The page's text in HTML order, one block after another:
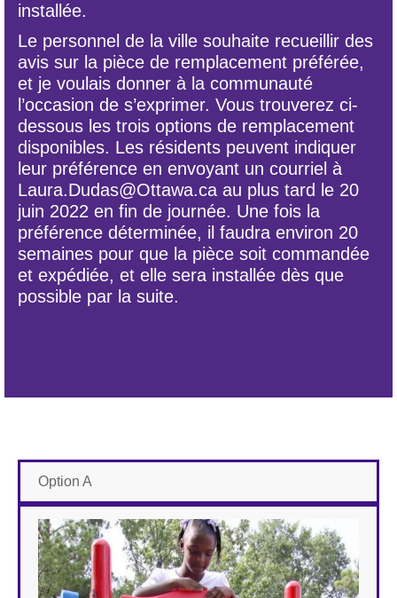
installée.
Le personnel de la ville souhaite recueillir des
avis sur la pièce de remplacement préférée,
et je voulais donner à la communauté
l’occasion de s’exprimer. Vous trouverez ci-
dessous les trois options de remplacement
disponibles. Les résidents peuvent indiquer
leur préférence en envoyant un courriel à
Laura.Dudas@Ottawa.ca au plus tard le 20
juin 2022 en fin de journée. Une fois la
préférence déterminée, il faudra environ 20
semaines pour que la pièce soit commandée
et expédiée, et elle sera installée dès que
possible par la suite.
Option A